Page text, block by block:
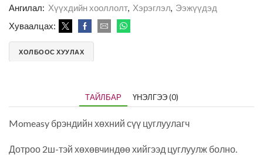
Ангилал: Хүүхдийн хооллолт, Хэрэглэл, Ээжүүдэд
Хуваалцах:
ХОЛБООС ХУУЛАХ
ТАЙЛБАР ҮНЭЛГЭЭ (0)
Momeasy брэндийн хөхний сүү цуглуулагч
Дотроо 2ш-тэй хөхөвчиндөө хийгээд цуглуулж болно.